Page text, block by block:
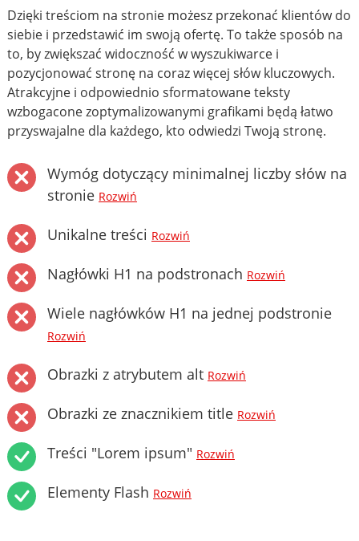
Dzięki treściom na stronie możesz przekonać klientów do
siebie i przedstawić im swoją ofertę. To także sposób na
to, by zwiększać widoczność w wyszukiwarce i
pozycjonować stronę na coraz więcej słów kluczowych.
Atrakcyjne i odpowiednio sformatowane teksty
wzbogacone zoptymalizowanymi grafikami będą łatwo
przyswajalne dla każdego, kto odwiedzi Twoją stronę.
Wymóg dotyczący minimalnej liczby słów na
stronie Rozwiń
Unikalne treści Rozwiń
Nagłówki H1 na podstronach Rozwiń
Wiele nagłówków H1 na jednej podstronie
Rozwiń
Obrazki z atrybutem alt Rozwiń
Obrazki ze znacznikiem title Rozwiń
Treści "Lorem ipsum" Rozwiń
Elementy Flash Rozwiń